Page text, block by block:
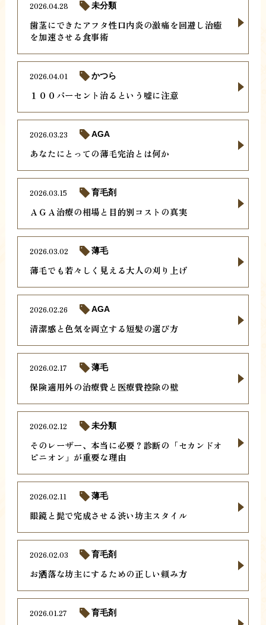
歯茎にできたアフタ性口内炎の激痛を回避し治癒
を加速させる食事術
2026.04.28 未分類
１００パーセント治るという嘘に注意
2026.04.01 かつら
あなたにとっての薄毛完治とは何か
2026.03.23 AGA
ＡＧＡ治療の相場と目的別コストの真実
2026.03.15 育毛剤
薄毛でも若々しく見える大人の刈り上げ
2026.03.02 薄毛
清潔感と色気を両立する短髪の選び方
2026.02.26 AGA
保険適用外の治療費と医療費控除の壁
2026.02.17 薄毛
そのレーザー、本当に必要？診断の「セカンドオ
ピニオン」が重要な理由
2026.02.12 未分類
眼鏡と髭で完成させる渋い坊主スタイル
2026.02.11 薄毛
お洒落な坊主にするための正しい頼み方
2026.02.03 育毛剤
2026.01.27 育毛剤